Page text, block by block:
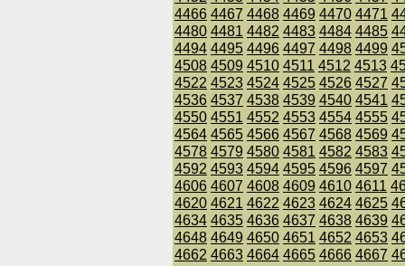
4466 4467 4468 4469 4470 4471
4480 4481 4482 4483 4484 4485
4494 4495 4496 4497 4498 4499
4508 4509 4510 4511 4512 4513
4522 4523 4524 4525 4526 4527
4536 4537 4538 4539 4540 4541
4550 4551 4552 4553 4554 4555
4564 4565 4566 4567 4568 4569
4578 4579 4580 4581 4582 4583
4592 4593 4594 4595 4596 4597
4606 4607 4608 4609 4610 4611
4620 4621 4622 4623 4624 4625
4634 4635 4636 4637 4638 4639
4648 4649 4650 4651 4652 4653
4662 4663 4664 4665 4666 4667